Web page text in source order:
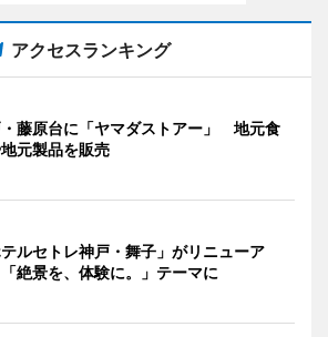
アクセスランキング
藤原台に「ヤマダストアー」 地元食
元製品を販売
テルセトレ神戸・舞子」がリニューア
絶景を、体験に。」テーマに